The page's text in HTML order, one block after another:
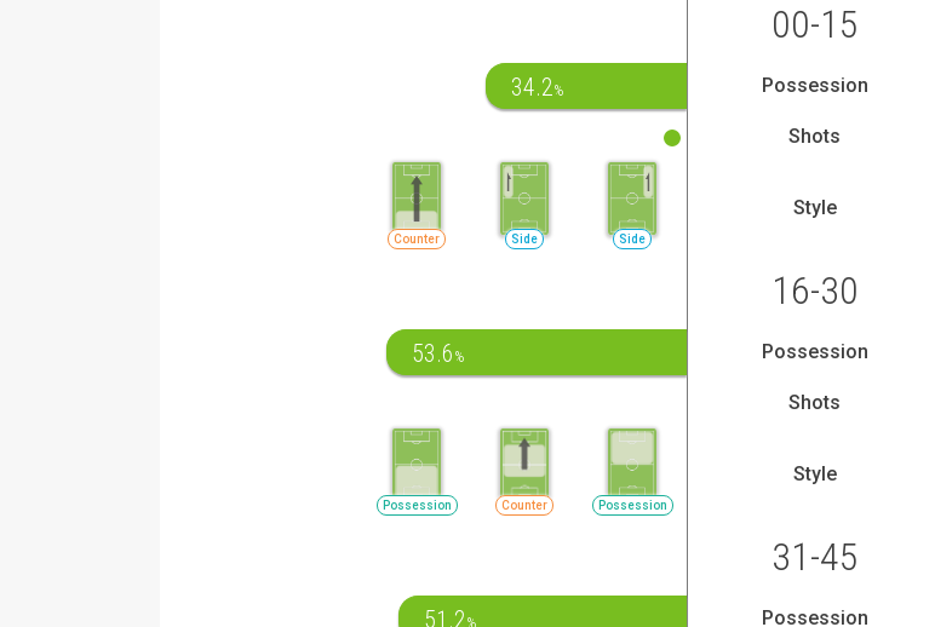
00-15
34.2% Possession
Shots
Side
Side
Counter
Style
16-30
53.6 % Possession
Shots
Possession
Counter
Possession
Style
31-45
51.2 % Possession